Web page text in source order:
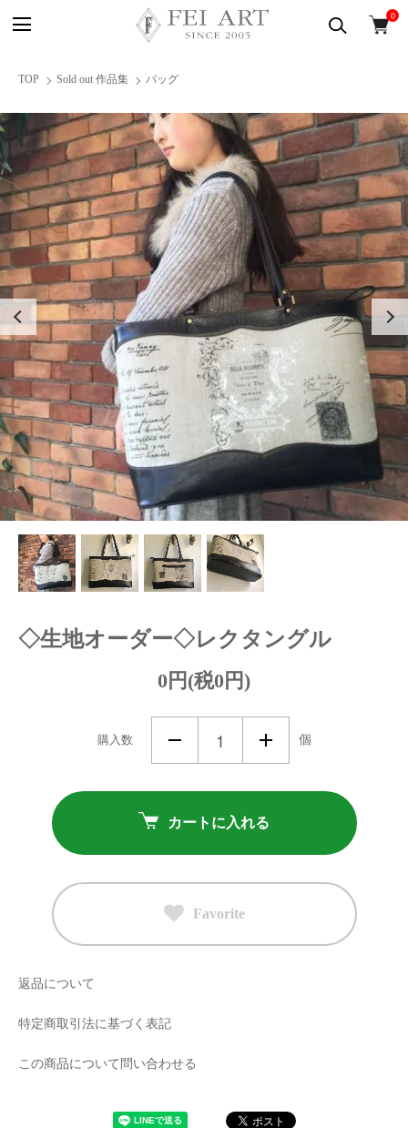
0
TOP Sold out 作品集 バッグ
◇生地オーダー◇レクタングル
0円(税0円)
購入数 個
カートに入れる
Favorite
返品について
特定商取引法に基づく表記
この商品について問い合わせる